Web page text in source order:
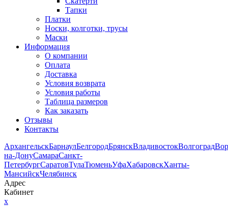
Тапки
Платки
Носки, колготки, трусы
Маски
Информация
О компании
Оплата
Доставка
Условия возврата
Условия работы
Таблица размеров
Как заказать
Отзывы
Контакты
АрхангельскБарнаулБелгородБрянскВладивостокВолгоград
на-ДонуСамараСанкт-
ПетербургСаратовТулаТюменьУфаХабаровскХанты-
МансийскЧелябинск
Адрес
Кабинет
x